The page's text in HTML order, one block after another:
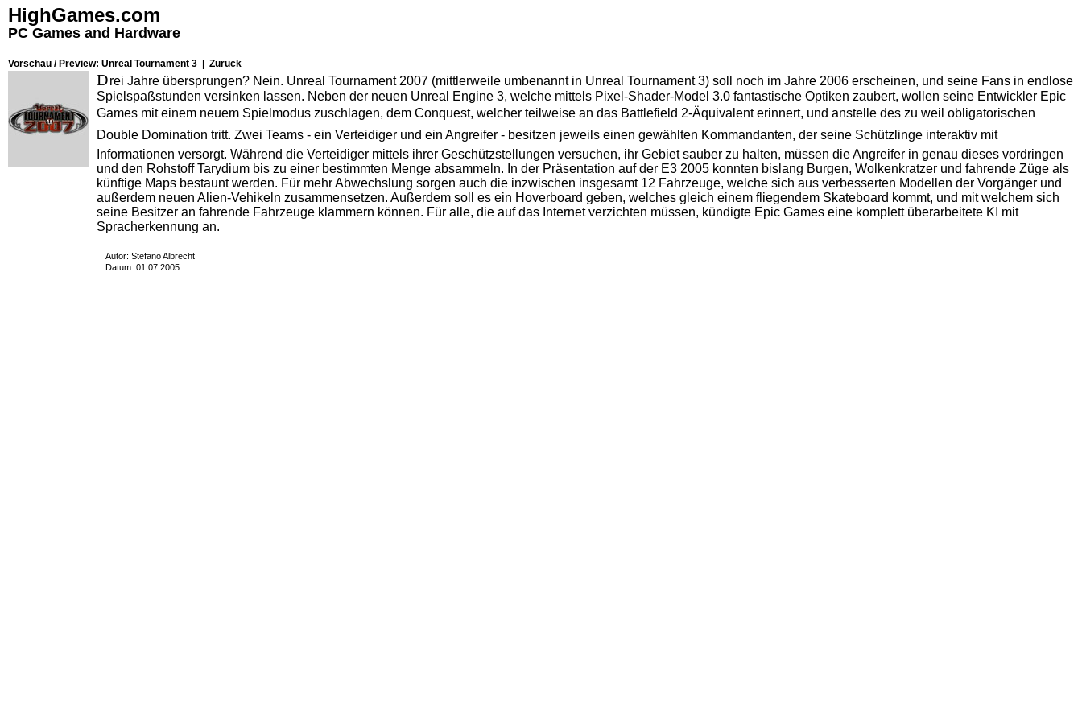
HighGames.com
PC Games and Hardware
Vorschau / Preview: Unreal Tournament 3 | Zurück
Drei Jahre übersprungen? Nein. Unreal Tournament2007 (mittlerweile umbenannt in Unreal Tournament 3) soll noch im Jahre 2006 erscheinen, und seine Fans in endlose
Spielspaßstunden versinken lassen. Neben der neuen Unreal Engine 3, welche mittels Pixel-Shader-Model 3.0 fantastische Optiken zaubert, wollen seine Entwickler Epic
Games mit einem neuem Spielmodus zuschlagen, dem Conquest, welcher teilweise an das Battlefield 2-Äquivalent erinnert, und anstelle des zu weil obligatorischen
Double Domination tritt. Zwei Teams - ein Verteidiger und ein Angreifer - besitzen jeweils einen gewählten Kommandanten, der seine Schützlinge interaktiv mit
Informationen versorgt. Während die Verteidiger mittels ihrer Geschützstellungen versuchen, ihr Gebiet sauber zu halten, müssen die Angreifer in genau dieses vordringen
und den Rohstoff Tarydium bis zu einer bestimmten Menge absammeln. In der Präsentation auf der E3 2005 konnten bislang Burgen, Wolkenkratzer und fahrende Züge als
künftige Maps bestaunt werden. Für mehr Abwechslung sorgen auch die inzwischen insgesamt 12 Fahrzeuge, welche sich aus verbesserten Modellen der Vorgänger und
außerdem neuen Alien-Vehikeln zusammensetzen. Außerdem soll es ein Hoverboard geben, welches gleich einem fliegendem Skateboard kommt, und mit welchem sich
seine Besitzer an fahrende Fahrzeuge klammern können. Für alle, die auf das Internet verzichten müssen, kündigte Epic Games eine komplett überarbeitete KI mit
Spracherkennung an.
Autor: Stefano Albrecht
Datum: 01.07.2005